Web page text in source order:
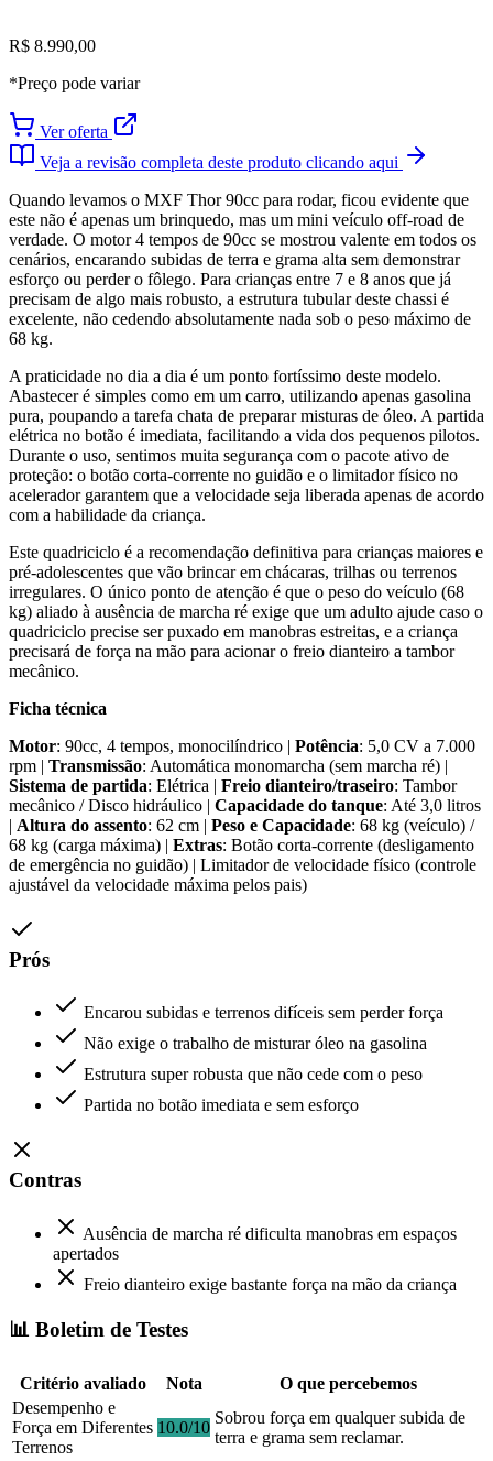
R$ 8.990,00
*Preço pode variar
Ver oferta
Veja a revisão completa deste produto clicando aqui
Quando levamos o MXF Thor 90cc para rodar, ficou evidente que
este não é apenas um brinquedo, mas um mini veículo off-road de
verdade. O motor 4 tempos de 90cc se mostrou valente em todos os
cenários, encarando subidas de terra e grama alta sem demonstrar
esforço ou perder o fôlego. Para crianças entre 7 e 8 anos que já
precisam de algo mais robusto, a estrutura tubular deste chassi é
excelente, não cedendo absolutamente nada sob o peso máximo de
68 kg.
A praticidade no dia a dia é um ponto fortíssimo deste modelo.
Abastecer é simples como em um carro, utilizando apenas gasolina
pura, poupando a tarefa chata de preparar misturas de óleo. A partida
elétrica no botão é imediata, facilitando a vida dos pequenos pilotos.
Durante o uso, sentimos muita segurança com o pacote ativo de
proteção: o botão corta-corrente no guidão e o limitador físico no
acelerador garantem que a velocidade seja liberada apenas de acordo
com a habilidade da criança.
Este quadriciclo é a recomendação definitiva para crianças maiores e
pré-adolescentes que vão brincar em chácaras, trilhas ou terrenos
irregulares. O único ponto de atenção é que o peso do veículo (68
kg) aliado à ausência de marcha ré exige que um adulto ajude caso o
quadriciclo precise ser puxado em manobras estreitas, e a criança
precisará de força na mão para acionar o freio dianteiro a tambor
mecânico.
Ficha técnica
Motor: 90cc, 4 tempos, monocilíndrico | Potência: 5,0 CV a 7.000
rpm | Transmissão: Automática monomarcha (sem marcha ré) |
Sistema de partida: Elétrica | Freio dianteiro/traseiro: Tambor
mecânico / Disco hidráulico | Capacidade do tanque: Até 3,0 litros
| Altura do assento: 62 cm | Peso e Capacidade: 68 kg (veículo) /
68 kg (carga máxima) | Extras: Botão corta-corrente (desligamento
de emergência no guidão) | Limitador de velocidade físico (controle
ajustável da velocidade máxima pelos pais)
Prós
Encarou subidas e terrenos difíceis sem perder força
Não exige o trabalho de misturar óleo na gasolina
Estrutura super robusta que não cede com o peso
Partida no botão imediata e sem esforço
Contras
Ausência de marcha ré dificulta manobras em espaços
apertados
Freio dianteiro exige bastante força na mão da criança
📊 Boletim de Testes
Critério avaliado Nota
O que percebemos
Desempenho e
Força em Diferentes
Terrenos
10.0/10
Sobrou força em qualquer subida de
terra e grama sem reclamar.